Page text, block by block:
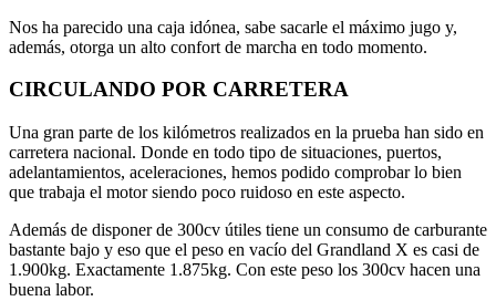
Nos ha parecido una caja idónea, sabe sacarle el máximo jugo y,
además, otorga un alto confort de marcha en todo momento.
CIRCULANDO POR CARRETERA
Una gran parte de los kilómetros realizados en la prueba han sido en
carretera nacional. Donde en todo tipo de situaciones, puertos,
adelantamientos, aceleraciones, hemos podido comprobar lo bien
que trabaja el motor siendo poco ruidoso en este aspecto.
Además de disponer de 300cv útiles tiene un consumo de carburante
bastante bajo y eso que el peso en vacío del Grandland X es casi de
1.900kg. Exactamente 1.875kg. Con este peso los 300cv hacen una
buena labor.